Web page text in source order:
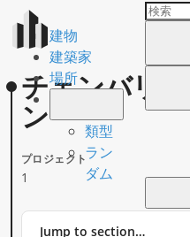
建物
建築家
場所
類型
ラン
ダム
チェンバリ
ン
プロジェクト
1
Jump